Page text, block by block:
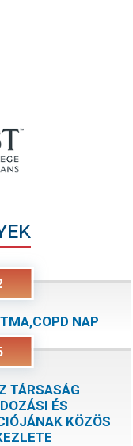
NAP
TÁRSASÁG
ÉS
KÖZÖS